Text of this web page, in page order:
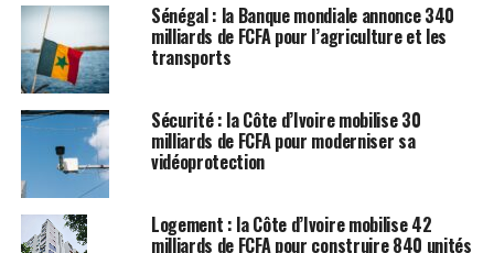
Sénégal : la Banque mondiale annonce 340
milliards de FCFA pour l’agriculture et les
transports
Sécurité : la Côte d’Ivoire mobilise 30
milliards de FCFA pour moderniser sa
vidéoprotection
Logement : la Côte d’Ivoire mobilise 42
milliards de FCFA pour construire 840 unités